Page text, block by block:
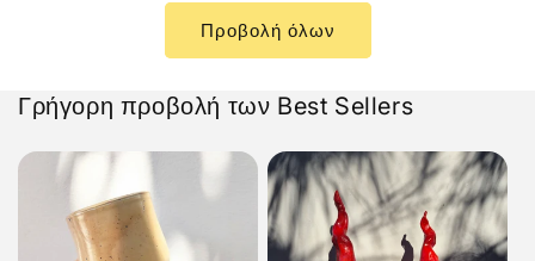
Προβολή όλων
Γρήγορη προβολή των Best Sellers